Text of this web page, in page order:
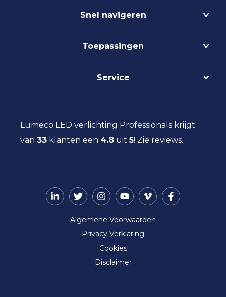
Snel navigeren
Circulair
Lichtmanagement
Maatwerk
Social Return
Toepassingen
Kantoorverlichting
Projectverlichting
Scheepsverlichting
Universiteitsverlichting
Utiliteitsverlichting
Werkplaatsverlichting
Ziekenhuisverlichting
Zorgverlichting
Service
Aanbestedingen
Eindgebruiker
Storingsinformatie
Nieuws
Over ons
Lumeco LED verlichting Professionals krijgt
van 33 klanten een 4.8 uit5! Zie reviews.
Algemene Voorwaarden
Privacy Verklaring
Cookies
Disclaimer